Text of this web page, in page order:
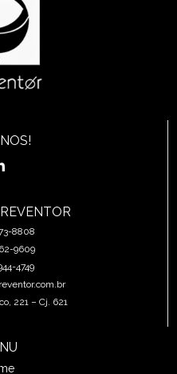
bochechas, gengivas,
da boca.”
8808
9609
4749
221 – Cj. 621